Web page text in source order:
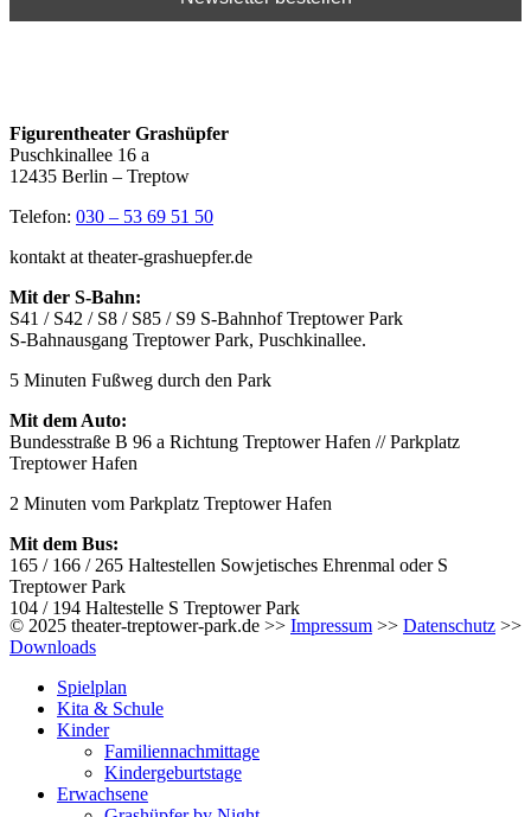
Figurentheater Grashüpfer
Puschkinallee 16 a
12435 Berlin – Treptow
Telefon: 030 – 53 69 51 50
kontakt at theater-grashuepfer.de
Mit der S-Bahn:
S41 / S42 / S8 / S85 / S9 S-Bahnhof Treptower Park
S-Bahnausgang Treptower Park, Puschkinallee.
5 Minuten Fußweg durch den Park
Mit dem Auto:
Bundesstraße B 96 a Richtung Treptower Hafen // Parkplatz
Treptower Hafen
2 Minuten vom Parkplatz Treptower Hafen
Mit dem Bus:
165 / 166 / 265 Haltestellen Sowjetisches Ehrenmal oder S
Treptower Park
104 / 194 Haltestelle S Treptower Park
© 2025 theater-treptower-park.de >> Impressum >> Datenschutz >>
Downloads
Spielplan
Kita & Schule
Kinder
Familiennachmittage
Kindergeburtstage
Erwachsene